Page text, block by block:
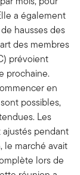
a également
hausses des
des membres
prévoient
prochaine.
en
possibles,
Les
pendant
le marché avait
lors de